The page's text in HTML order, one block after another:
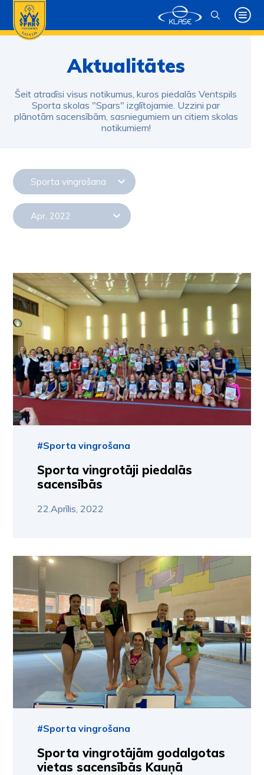
Aktualitātes
Šeit atradīsi visus notikumus, kuros piedalās Ventspils
Sporta skolas "Spars" izglītojamie. Uzzini par
plānotām sacensībām, sasniegumiem un citiem skolas
notikumiem!
Sporta vingrošana
Apr, 2022
#Sporta vingrošana
Sporta vingrotāji piedalās
sacensībās
22.Aprīlis, 2022
#Sporta vingrošana
Sporta vingrotājām godalgotas
vietas sacensībās Kauņā